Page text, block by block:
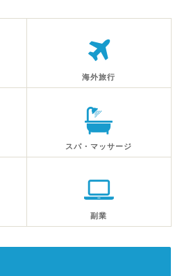
海外旅行
スパ・マッサージ
副業